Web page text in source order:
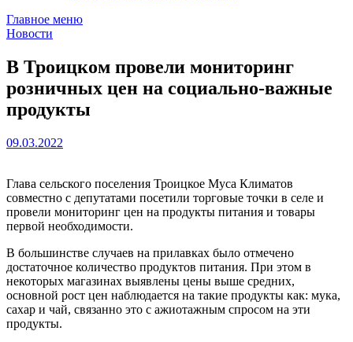
Главное меню
Новости
В Троицком провели мониторинг
розничных цен на социально-важные
продукты
09.03.2022
Глава сельского поселения Троицкое Муса Климатов
совместно с депутатами посетили торговые точки в селе и
провели мониторинг цен на продукты питания и товары
первой необходимости.
В большинстве случаев на прилавках было отмечено
достаточное количество продуктов питания. При этом в
некоторых магазинах выявлены цены выше средних,
основной рост цен наблюдается на такие продукты как: мука,
сахар и чай, связанно это с ажиотажным спросом на эти
продукты.